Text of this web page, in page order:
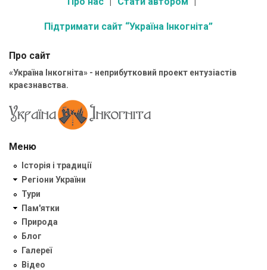
Підтримати сайт “Україна Інкогніта”
Про сайт
«Україна Інкогніта» - неприбутковий проект ентузіастів
краєзнавства.
Меню
Історія і традиції
Регіони України
Тури
Пам'ятки
Природа
Блог
Галереї
Відео